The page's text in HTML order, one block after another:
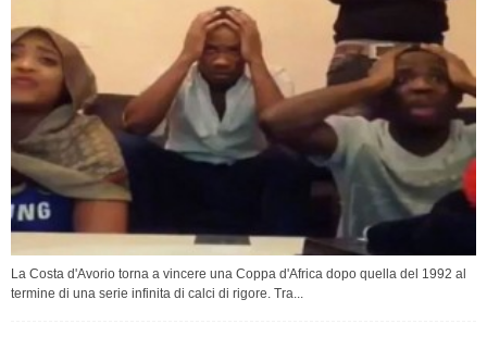
La Costa d'Avorio torna a vincere una Coppa d'Africa dopo quella del 1992 al
termine di una serie infinita di calci di rigore. Tra...